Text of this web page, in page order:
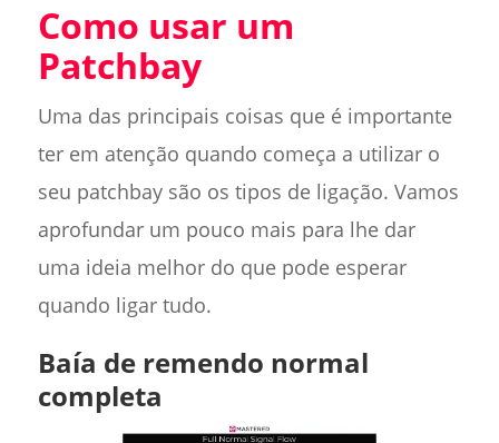
Como usar um
Patchbay
Uma das principais coisas que é importante
ter em atenção quando começa a utilizar o
seu patchbay são os tipos de ligação. Vamos
aprofundar um pouco mais para lhe dar
uma ideia melhor do que pode esperar
quando ligar tudo.
Baía de remendo normal
completa